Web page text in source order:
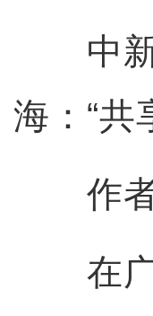
中新
海：“共
作者
在广